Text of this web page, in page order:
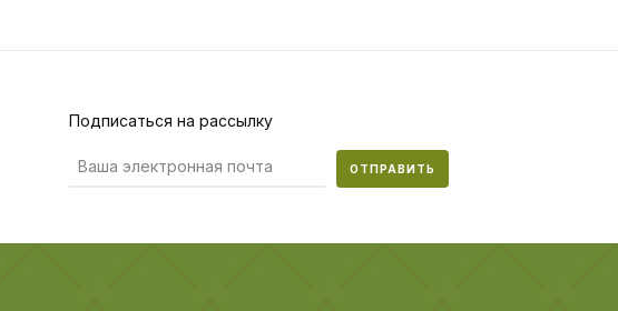
Подписаться на рассылку
ОТПРАВИТЬ